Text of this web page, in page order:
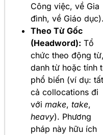
Công việc, về Gia
đình, về Giáo dục).
Theo Từ Gốc
(Headword): Tổ
chức theo động từ,
danh từ hoặc tính
phổ biến (ví dụ: tất
cả collocations đi
với make, take,
heavy). Phương
pháp này hữu ích